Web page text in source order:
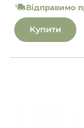
Відправимо
Купити